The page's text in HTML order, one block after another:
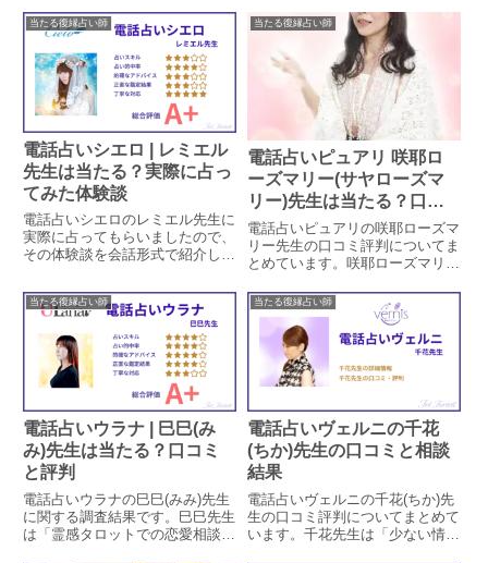
された方のレビューを抜粋し、こ
れから相談される方の参考になる
よう掲載しています。
い師です。愛華恵先生の特徴や鑑
定方法、口コミでの評判による占
い的中率を調査しています。口コ
ミから鑑定時の対応についても見
ていきます。
当たる復縁占い師
電話占いシエロ | レミエル
先生は当たる？実際に占っ
てみた体験談
電話占いシエロのレミエル先生に
実際に占ってもらいましたので、
その体験談を会話形式で紹介しま
ションとカードを使った鑑定をす
る先生で、今回は調査員の復縁相
当たる復縁占い師
電話占いピュアリ 咲耶ロ
ーズマリー(サヤローズマ
リー)先生は当たる？口コ
ミと評価
電話占いピュアリの咲耶ローズマ
リー先生の口コミ評判についてま
とめています。咲耶ローズマリー
とするピュアリの超人気占い師で
すが、本当に当たるのかどうか実
際に鑑定をした方の口コミから検
証します。
当たる復縁占い師
電話占いウラナ | 巳巳(み
み)先生は当たる？口コミ
と評判
電話占いウラナの巳巳(みみ)先生
に関する調査結果です。巳巳先生
は「霊感タロットでの恋愛相談」
当たる復縁占い師
電話占いヴェルニの千花
(ちか)先生の口コミと相談
結果
電話占いヴェルニの千花(ちか)先
生の口コミ評判についてまとめて
います。千花先生は「少ない情報